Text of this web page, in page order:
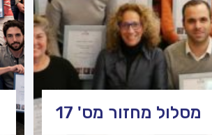
מסלול מחזור מס' 17